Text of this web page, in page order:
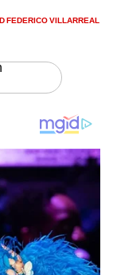
FEDERICO VILLARREAL